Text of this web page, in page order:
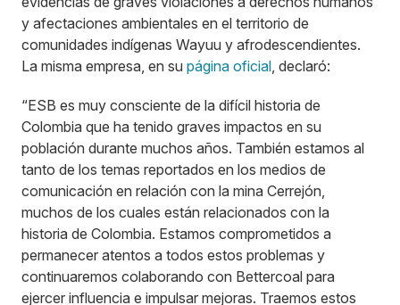
y afectaciones ambientales en el territorio de
comunidades indígenas Wayuu y afrodescendientes.
La misma empresa, en su página oficial, declaró:
“ESB es muy consciente de la difícil historia de
Colombia que ha tenido graves impactos en su
población durante muchos años. También estamos al
tanto de los temas reportados en los medios de
comunicación en relación con la mina Cerrejón,
muchos de los cuales están relacionados con la
historia de Colombia. Estamos comprometidos a
permanecer atentos a todos estos problemas y
continuaremos colaborando con Bettercoal para
ejercer influencia e impulsar mejoras. Traemos estos